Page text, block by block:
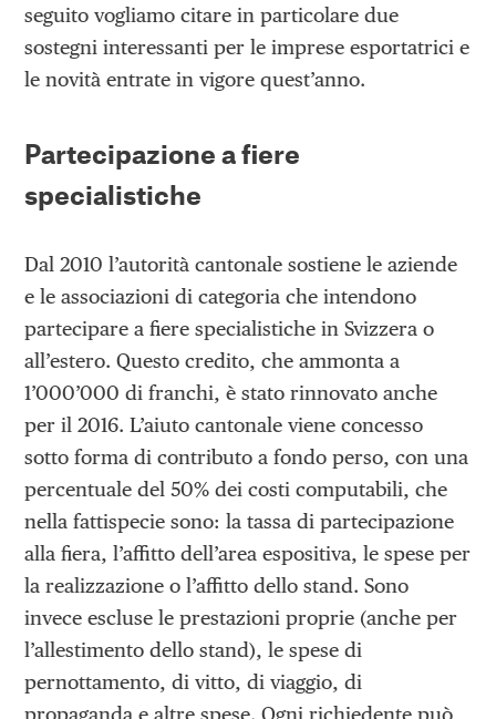
seguito vogliamo citare in particolare due
sostegni interessanti per le imprese esportatrici e
le novità entrate in vigore quest’anno.
Partecipazione a fiere
specialistiche
Dal 2010 l’autorità cantonale sostiene le aziende
e le associazioni di categoria che intendono
partecipare a fiere specialistiche in Svizzera o
all’estero. Questo credito, che ammonta a
1’000’000 di franchi, è stato rinnovato anche
per il 2016. L’aiuto cantonale viene concesso
sotto forma di contributo a fondo perso, con una
percentuale del 50% dei costi computabili, che
nella fattispecie sono: la tassa di partecipazione
alla fiera, l’affitto dell’area espositiva, le spese per
la realizzazione o l’affitto dello stand. Sono
invece escluse le prestazioni proprie (anche per
l’allestimento dello stand), le spese di
pernottamento, di vitto, di viaggio, di
propaganda e altre spese. Ogni richiedente può